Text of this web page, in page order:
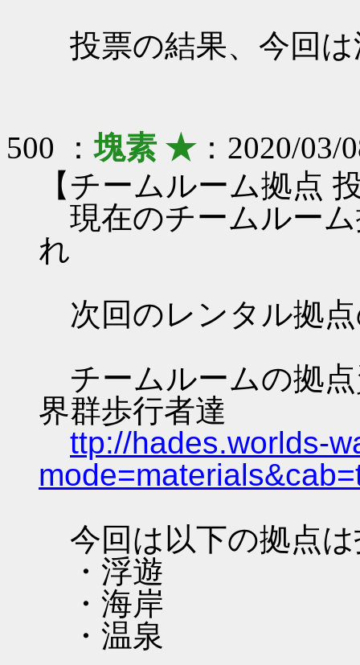
投票の結果、今回
500 ：塊素 ★：2020/03/
【チームルーム拠点
現在のチームルー
れ
次回のレンタル拠
チームルームの拠
界群歩行者達
ttp://hades.worlds-
今回は以下の拠点
・浮遊
・海岸
・温泉